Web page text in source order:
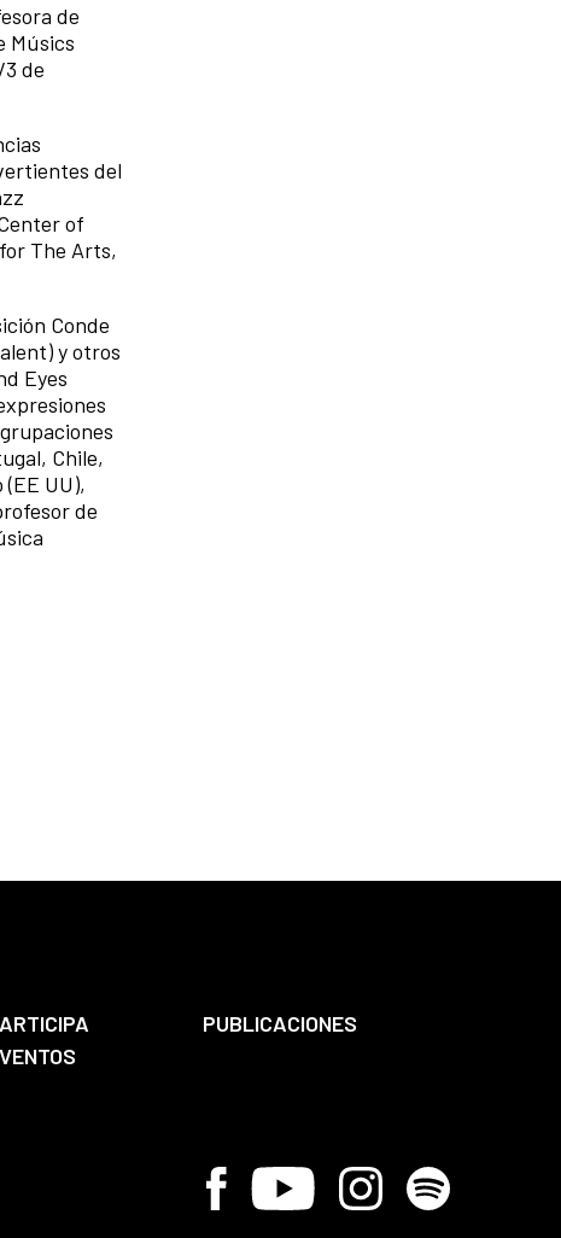
de
Músics
de
del
of
The Arts,
Conde
y otros
Eyes
Chile,
UU),
de
PUBLICACIONES
Facebook
Youtube InstagramSpotify